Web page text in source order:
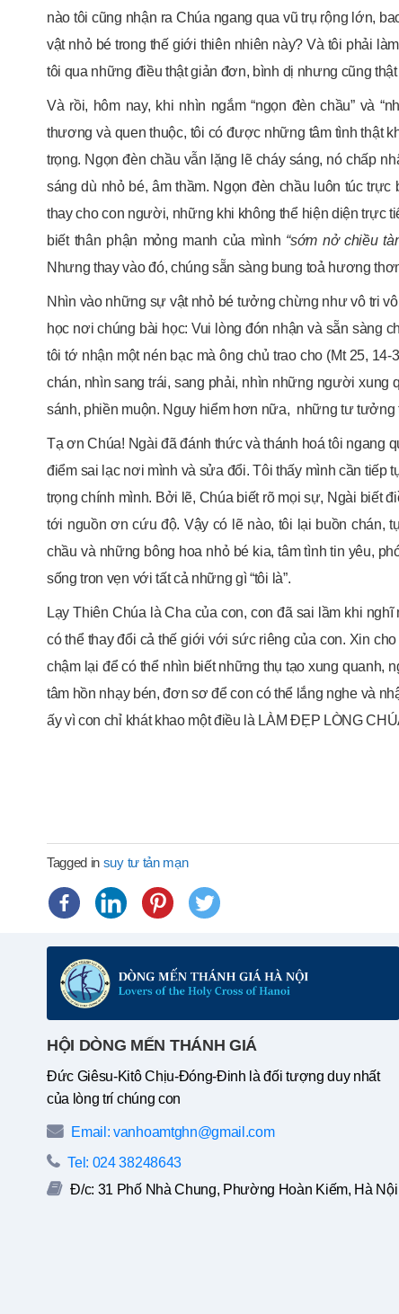
nào tôi cũng nhận ra Chúa ngang qua vũ trụ rộng lớn,
vật nhỏ bé trong thế giới thiên nhiên này? Và tôi phải
tôi qua những điều thật giản đơn, bình dị nhưng cũng
Và rồi, hôm nay, khi nhìn ngắm “ngọn đèn chầu” và
thương và quen thuộc, tôi có được những tâm tình thật
trọng. Ngọn đèn chầu vẫn lặng lẽ cháy sáng, nó chấp
sáng dù nhỏ bé, âm thầm. Ngọn đèn chầu luôn túc
thay cho con người, những khi không thể hiện diện trực
biết thân phận mỏng manh của mình “sớm nở chiều
Nhưng thay vào đó, chúng sẵn sàng bung toả hương
Nhìn vào những sự vật nhỏ bé tưởng chừng như vô tri
học nơi chúng bài học: Vui lòng đón nhận và sẵn sàng
tôi tớ nhận một nén bạc mà ông chủ trao cho (Mt 25,
chán, nhìn sang trái, sang phải, nhìn những người
sánh, phiền muộn. Nguy hiểm hơn nữa, những tư tưởng
Tạ ơn Chúa! Ngài đã đánh thức và thánh hoá tôi ngang
điểm sai lạc nơi mình và sửa đổi. Tôi thấy mình cần tiếp
trọng chính mình. Bởi lẽ, Chúa biết rõ mọi sự, Ngài biết
tới nguồn ơn cứu độ. Vậy có lẽ nào, tôi lại buồn chán,
chầu và những bông hoa nhỏ bé kia, tâm tình tin yêu,
sống tron vẹn với tất cả những gì “tôi là”.
Lạy Thiên Chúa là Cha của con, con đã sai lầm khi
có thể thay đổi cả thế giới với sức riêng của con. Xin
chậm lại để có thể nhìn biết những thụ tạo xung quanh,
tâm hồn nhạy bén, đơn sơ để con có thể lắng nghe và
ấy vì con chỉ khát khao một điều là LÀM ĐẸP LÒNG
Tagged in suy tư tản mạn
HỘI DÒNG MẾN THÁNH GIÁ
Đức Giêsu-Kitô Chịu-Đóng-Đinh là đối tượng duy nhất
của lòng trí chúng con
Email: vanhoamtghn@gmail.com
Tel: 024 38248643
Đ/c: 31 Phố Nhà Chung, Phường Hoàn Kiếm, Hà Nội